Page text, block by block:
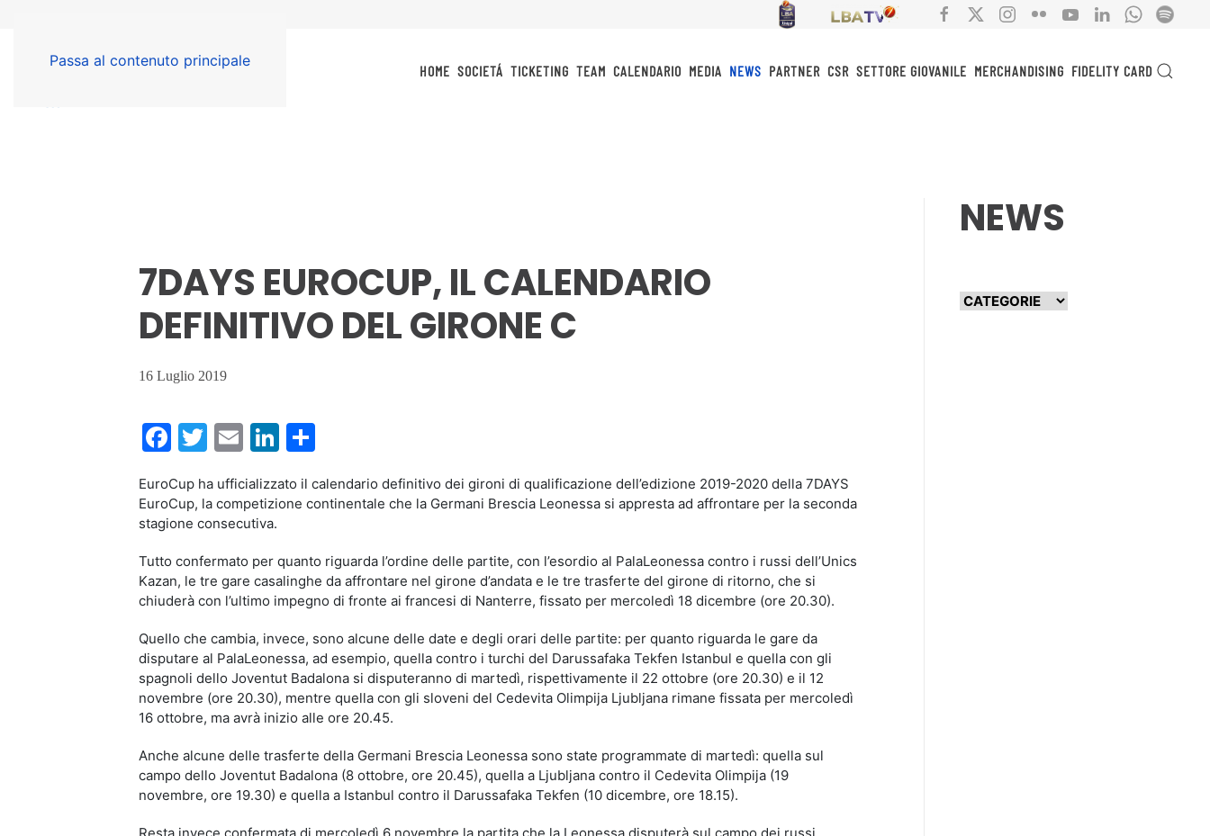
Passa al contenuto principale
HOME SOCIETÁ TICKETING TEAM CALENDARIO MEDIA NEWS PARTNER CSR SETTORE GIOVANILE MERCHANDISING FIDELITY CARD
7DAYS EUROCUP, IL CALENDARIO
DEFINITIVO DEL GIRONE C
16 Luglio 2019
Facebook
Twitter
EmailLinkedIn
EuroCup ha ufficializzato il calendario definitivo dei gironi di qualificazione dell’edizione 2019-2020 della 7DAYS
EuroCup, la competizione continentale che la Germani Brescia Leonessa si appresta ad affrontare per la seconda
stagione consecutiva.
Tutto confermato per quanto riguarda l’ordine delle partite, con l’esordio al PalaLeonessa contro i russi dell’Unics
Kazan, le tre gare casalinghe da affrontare nel girone d’andata e le tre trasferte del girone di ritorno, che si
chiuderà con l’ultimo impegno di fronte ai francesi di Nanterre, fissato per mercoledì 18 dicembre (ore 20.30).
Quello che cambia, invece, sono alcune delle date e degli orari delle partite: per quanto riguarda le gare da
disputare al PalaLeonessa, ad esempio, quella contro i turchi del Darussafaka Tekfen Istanbul e quella con gli
spagnoli dello Joventut Badalona si disputeranno di martedì, rispettivamente il 22 ottobre (ore 20.30) e il 12
novembre (ore 20.30), mentre quella con gli sloveni del Cedevita Olimpija Ljubljana rimane fissata per mercoledì
16 ottobre, ma avrà inizio alle ore 20.45.
Anche alcune delle trasferte della Germani Brescia Leonessa sono state programmate di martedì: quella sul
campo dello Joventut Badalona (8 ottobre, ore 20.45), quella a Ljubljana contro il Cedevita Olimpija (19
novembre, ore 19.30) e quella a Istanbul contro il Darussafaka Tekfen (10 dicembre, ore 18.15).
NEWS